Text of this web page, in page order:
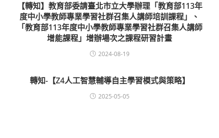
【轉知】教育部委請臺北市立大學辦理「教育部113年
度中小學教師專業學習社群召集人講師培訓課程」、
「教育部113年度中小學教師專業學習社群召集人講師
增能課程」增辦場次之課程研習計畫
2024-08-19
轉知-【Z4人工智慧輔導自主學習模式與策略】
2025-05-05